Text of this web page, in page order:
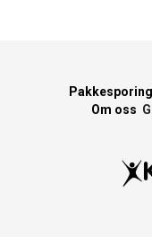
Pakkesporing
Om oss